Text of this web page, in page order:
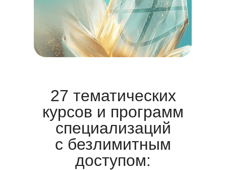
27 тематических
курсов и программ
специализаций
с безлимитным
доступом: